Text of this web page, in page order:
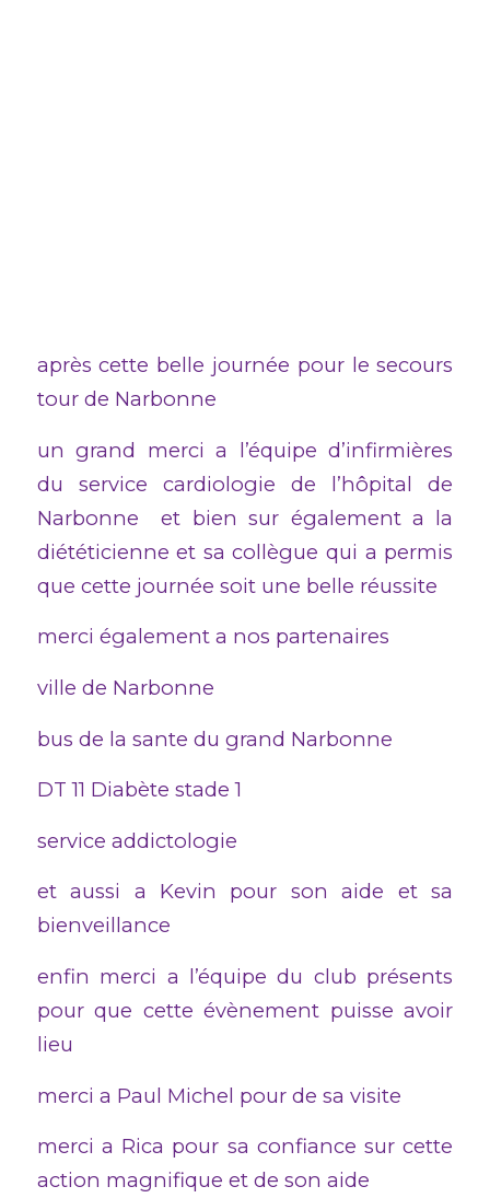
après cette belle journée pour le secours
tour de Narbonne
un grand merci a l’équipe d’infirmières
du service cardiologie de l’hôpital de
Narbonne et bien sur également a la
diététicienne et sa collègue qui a permis
que cette journée soit une belle réussite
merci également a nos partenaires
ville de Narbonne
bus de la sante du grand Narbonne
DT 11 Diabète stade 1
service addictologie
et aussi a Kevin pour son aide et sa
bienveillance
enfin merci a l’équipe du club présents
pour que cette évènement puisse avoir
lieu
merci a Paul Michel pour de sa visite
merci a Rica pour sa confiance sur cette
action magnifique et de son aide